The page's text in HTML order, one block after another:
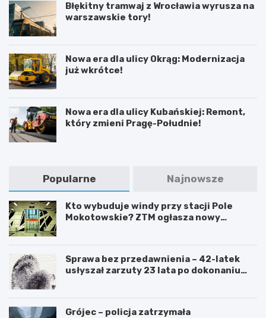
Błękitny tramwaj z Wrocławia wyrusza na
warszawskie tory!
Nowa era dla ulicy Okrąg: Modernizacja
już wkrótce!
Nowa era dla ulicy Kubańskiej: Remont,
który zmieni Pragę-Południe!
Popularne Najnowsze
Kto wybuduje windy przy stacji Pole
Mokotowskie? ZTM ogłasza nowy
Sprawa bez przedawnienia – 42-latek
usłyszał zarzuty 23 lata po dokonaniu
Grójec – policja zatrzymała